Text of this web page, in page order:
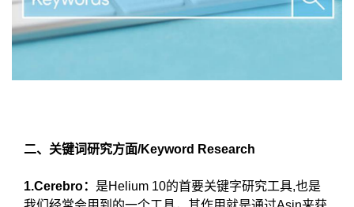
二、关键词研究方面/Keyword Research
1.Cerebro： 是Helium 10的首要关键字研究工具,也是